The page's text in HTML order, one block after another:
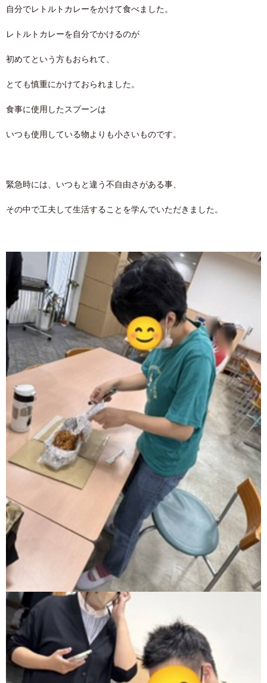
自分でレトルトカレーをかけて食べました。
レトルトカレーを自分でかけるのが
初めてという方もおられて、
とても慎重にかけておられました。
食事に使用したスプーンは
いつも使用している物よりも小さいものです。
緊急時には、いつもと違う不自由さがある事、
その中で工夫して生活することを学んでいただきました。